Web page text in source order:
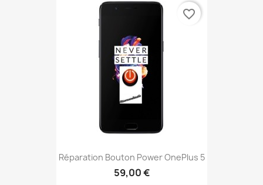
Réparation Bouton Power OnePlus 5
59,00 €
favorite_border